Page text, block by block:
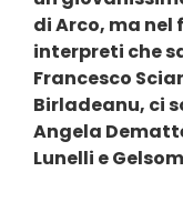
di Arco, ma
interpreti che
Francesco
Birladeanu, ci
Angela
Lunelli e